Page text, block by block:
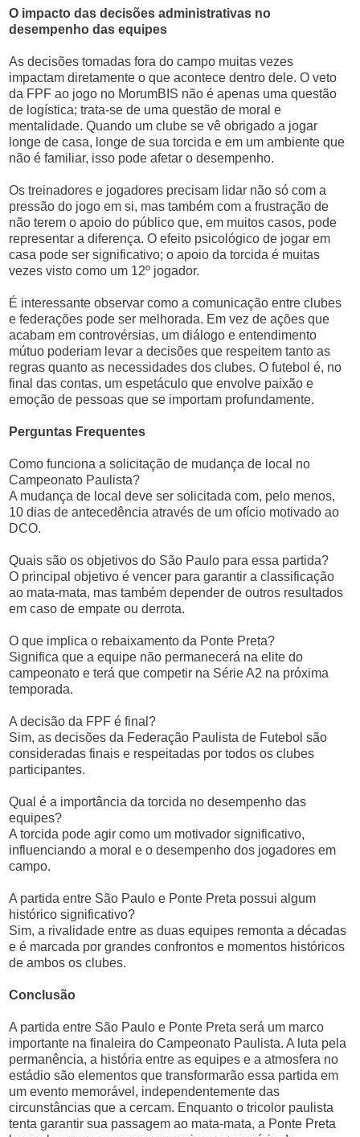
O impacto das decisões administrativas no
desempenho das equipes
As decisões tomadas fora do campo muitas vezes
impactam diretamente o que acontece dentro dele. O veto
da FPF ao jogo no MorumBIS não é apenas uma questão
de logística; trata-se de uma questão de moral e
mentalidade. Quando um clube se vê obrigado a jogar
longe de casa, longe de sua torcida e em um ambiente que
não é familiar, isso pode afetar o desempenho.
Os treinadores e jogadores precisam lidar não só com a
pressão do jogo em si, mas também com a frustração de
não terem o apoio do público que, em muitos casos, pode
representar a diferença. O efeito psicológico de jogar em
casa pode ser significativo; o apoio da torcida é muitas
vezes visto como um 12º jogador.
É interessante observar como a comunicação entre clubes
e federações pode ser melhorada. Em vez de ações que
acabam em controvérsias, um diálogo e entendimento
mútuo poderiam levar a decisões que respeitem tanto as
regras quanto as necessidades dos clubes. O futebol é, no
final das contas, um espetáculo que envolve paixão e
emoção de pessoas que se importam profundamente.
Perguntas Frequentes
Como funciona a solicitação de mudança de local no
Campeonato Paulista?
A mudança de local deve ser solicitada com, pelo menos,
10 dias de antecedência através de um ofício motivado ao
DCO.
Quais são os objetivos do São Paulo para essa partida?
O principal objetivo é vencer para garantir a classificação
ao mata-mata, mas também depender de outros resultados
em caso de empate ou derrota.
O que implica o rebaixamento da Ponte Preta?
Significa que a equipe não permanecerá na elite do
campeonato e terá que competir na Série A2 na próxima
temporada.
A decisão da FPF é final?
Sim, as decisões da Federação Paulista de Futebol são
consideradas finais e respeitadas por todos os clubes
participantes.
Qual é a importância da torcida no desempenho das
equipes?
A torcida pode agir como um motivador significativo,
influenciando a moral e o desempenho dos jogadores em
campo.
A partida entre São Paulo e Ponte Preta possui algum
histórico significativo?
Sim, a rivalidade entre as duas equipes remonta a décadas
e é marcada por grandes confrontos e momentos históricos
de ambos os clubes.
Conclusão
A partida entre São Paulo e Ponte Preta será um marco
importante na finaleira do Campeonato Paulista. A luta pela
permanência, a história entre as equipes e a atmosfera no
estádio são elementos que transformarão essa partida em
um evento memorável, independentemente das
circunstâncias que a cercam. Enquanto o tricolor paulista
tenta garantir sua passagem ao mata-mata, a Ponte Preta